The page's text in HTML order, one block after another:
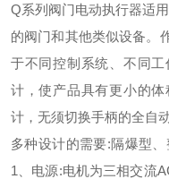
Q系列阀门电动执行器适
的阀门和其他类似设备。
于不同控制系统、不同
计，使产品具有更小的
计，无须切换手柄的全自
多种设计的需要:隔爆型
1、电源:电机为三相交流